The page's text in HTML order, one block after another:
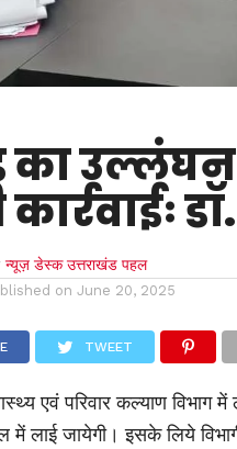
का
कार्रवाईः
न्यूज़ डेस्क उत्तराखंड पहल
on June 20, 2025
TWEET
एवं परिवार कल्याण
में लाई जायेगी। इसके लिये